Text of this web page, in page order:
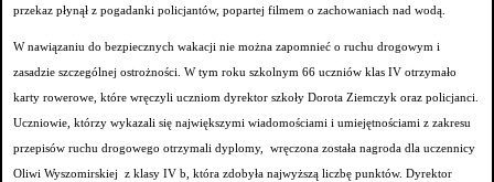
przekaz płynął z pogadanki policjantów, popartej filmem o zachowaniach nad wodą.
W nawiązaniu do bezpiecznych wakacji nie można zapomnieć o ruchu drogowym i
zasadzie szczególnej ostrożności. W tym roku szkolnym 66 uczniów klas IV otrzymało
karty rowerowe, które wręczyli uczniom dyrektor szkoły Dorota Ziemczyk oraz policjanci.
Uczniowie, którzy wykazali się największymi wiadomościami i umiejętnościami z zakresu
przepisów ruchu drogowego otrzymali dyplomy, wręczona została nagroda dla uczennicy
Oliwi Wyszomirskiej z klasy IV b, która zdobyła najwyższą liczbę punktów. Dyrektor